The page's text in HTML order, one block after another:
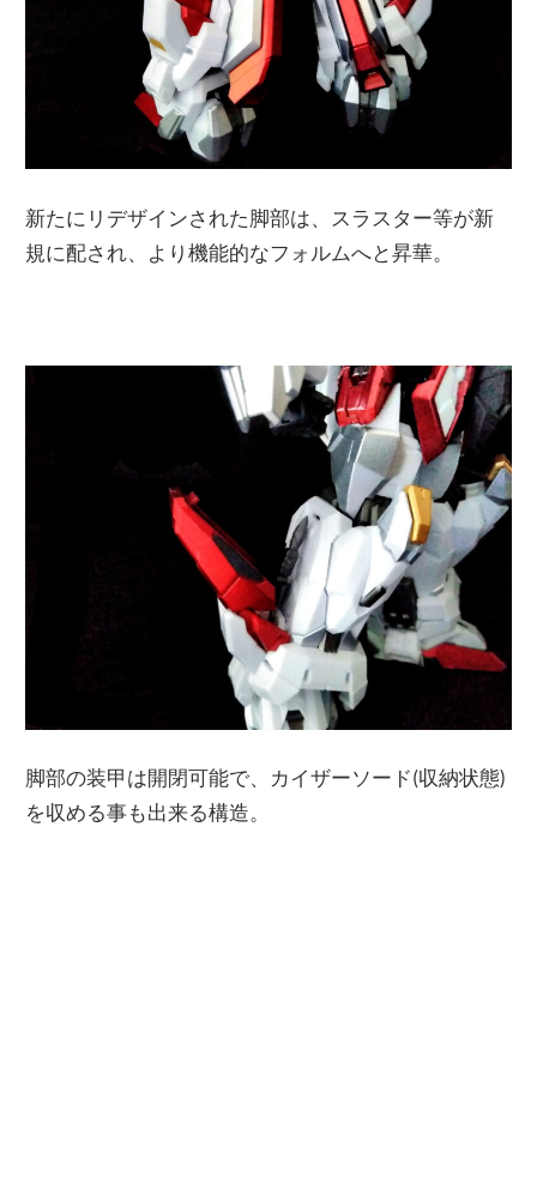
新たにリデザインされた脚部は、スラスター等が新
規に配され、より機能的なフォルムへと昇華。
脚部の装甲は開閉可能で、カイザーソード(収納状態)
を収める事も出来る構造。